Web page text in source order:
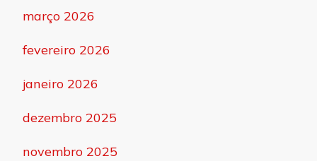
março 2026
fevereiro 2026
janeiro 2026
dezembro 2025
novembro 2025